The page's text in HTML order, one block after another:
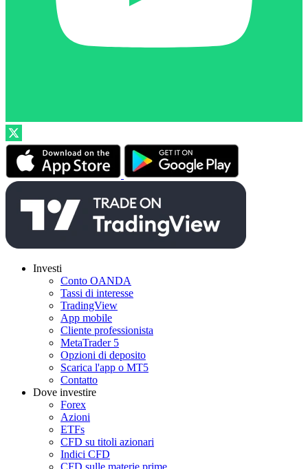
Investi
Conto OANDA
Tassi di interesse
TradingView
App mobile
Cliente professionista
MetaTrader 5
Opzioni di deposito
Scarica l'app o MT5
Contatto
Dove investire
Forex
Azioni
ETFs
CFD su titoli azionari
Indici CFD